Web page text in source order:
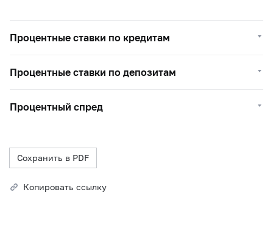
Процентные ставки по кредитам
Процентные ставки по депозитам
Процентный спред
Сохранить в PDF
Копировать ссылку